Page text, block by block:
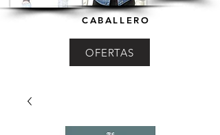
CABALLERO
OFERTAS